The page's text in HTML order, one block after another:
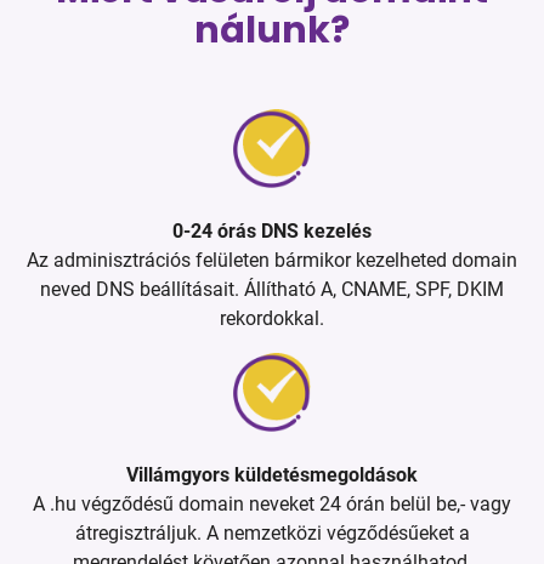
nálunk?
0-24 órás DNS kezelés
Az adminisztrációs felületen bármikor kezelheted domain
neved DNS beállításait. Állítható A, CNAME, SPF, DKIM
rekordokkal.
Villámgyors küldetésmegoldások
A .hu végződésű domain neveket 24 órán belül be,- vagy
átregisztráljuk. A nemzetközi végződésűeket a